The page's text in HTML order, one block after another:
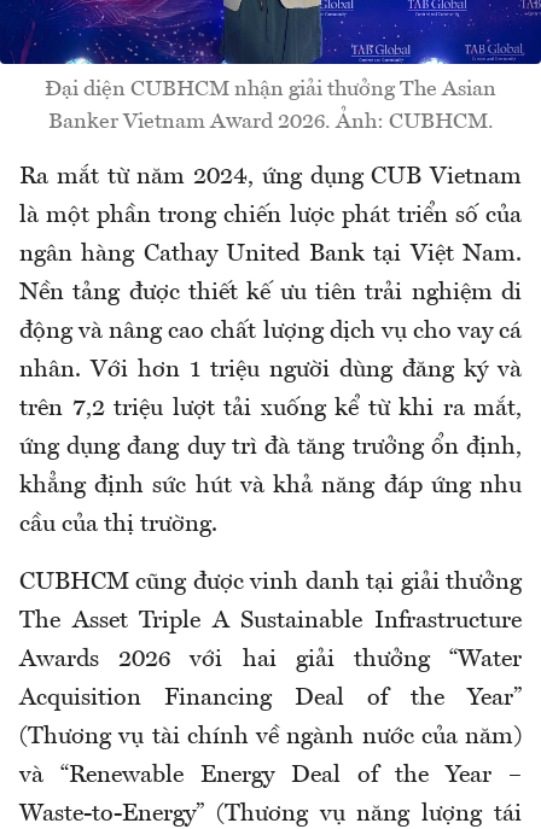
Đại diện CUBHCM nhận giải thưởng The Asian
Banker Vietnam Award 2026. Ảnh: CUBHCM.
Ra mắt từ năm 2024, ứng dụng CUB Vietnam
là một phần trong chiến lược phát triển số của
ngân hàng Cathay United Bank tại Việt Nam.
Nền tảng được thiết kế ưu tiên trải nghiệm di
động và nâng cao chất lượng dịch vụ cho vay cá
nhân. Với hơn 1 triệu người dùng đăng ký và
trên 7,2 triệu lượt tải xuống kể từ khi ra mắt,
ứng dụng đang duy trì đà tăng trưởng ổn định,
khẳng định sức hút và khả năng đáp ứng nhu
cầu của thị trường.
CUBHCM cũng được vinh danh tại giải thưởng
The Asset Triple A Sustainable Infrastructure
Awards 2026 với hai giải thưởng “Water
Acquisition Financing Deal of the Year”
(Thương vụ tài chính về ngành nước của năm)
và “Renewable Energy Deal of the Year –
Waste-to-Energy” (Thương vụ năng lượng tái